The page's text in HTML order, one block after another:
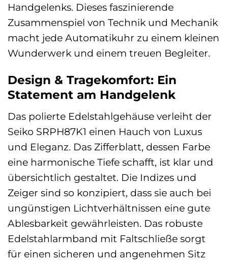
Handgelenks. Dieses faszinierende
Zusammenspiel von Technik und Mechanik
macht jede Automatikuhr zu einem kleinen
Wunderwerk und einem treuen Begleiter.
Design & Tragekomfort: Ein
Statement am Handgelenk
Das polierte Edelstahlgehäuse verleiht der
Seiko SRPH87K1 einen Hauch von Luxus
und Eleganz. Das Zifferblatt, dessen Farbe
eine harmonische Tiefe schafft, ist klar und
übersichtlich gestaltet. Die Indizes und
Zeiger sind so konzipiert, dass sie auch bei
ungünstigen Lichtverhältnissen eine gute
Ablesbarkeit gewährleisten. Das robuste
Edelstahlarmband mit Faltschließe sorgt
für einen sicheren und angenehmen Sitz